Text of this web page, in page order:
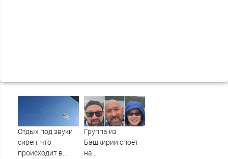
Отдых под звуки
сирен: что
происходит в
Группа из
Башкирии споёт
на